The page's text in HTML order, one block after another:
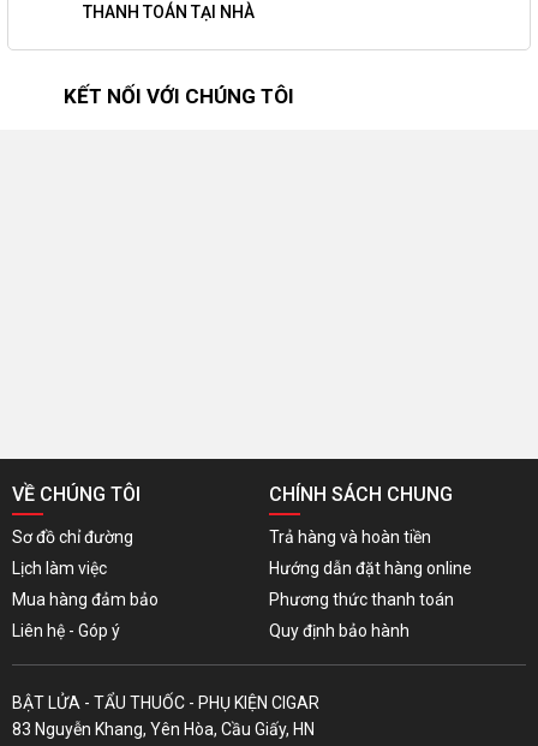
THANH TOÁN TẠI NHÀ
KẾT NỐI VỚI CHÚNG TÔI
VỀ CHÚNG TÔI
Sơ đồ chỉ đường
Lịch làm việc
Mua hàng đảm bảo
Liên hệ - Góp ý
CHÍNH SÁCH CHUNG
Trả hàng và hoàn tiền
Hướng dẫn đặt hàng online
Phương thức thanh toán
Quy định bảo hành
BẬT LỬA - TẨU THUỐC - PHỤ KIỆN CIGAR
83 Nguyễn Khang, Yên Hòa, Cầu Giấy, HN